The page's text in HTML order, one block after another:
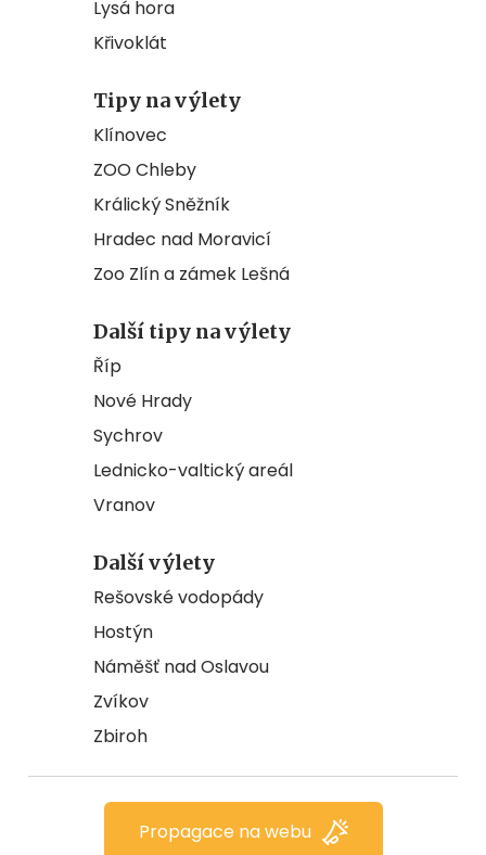
Lysá hora
Křivoklát
Tipy na výlety
Klínovec
ZOO Chleby
Králický Sněžník
Hradec nad Moravicí
Zoo Zlín a zámek Lešná
Další tipy na výlety
Říp
Nové Hrady
Sychrov
Lednicko-valtický areál
Vranov
Další výlety
Rešovské vodopády
Hostýn
Náměšť nad Oslavou
Zvíkov
Zbiroh
Propagace na webu